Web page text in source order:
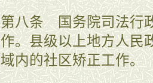
第八条 国务院司法行
作。县级以上地方人民
域内的社区矫正工作。